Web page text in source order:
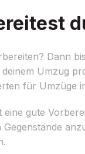
Dann
Umzug
für Umzüge
gute